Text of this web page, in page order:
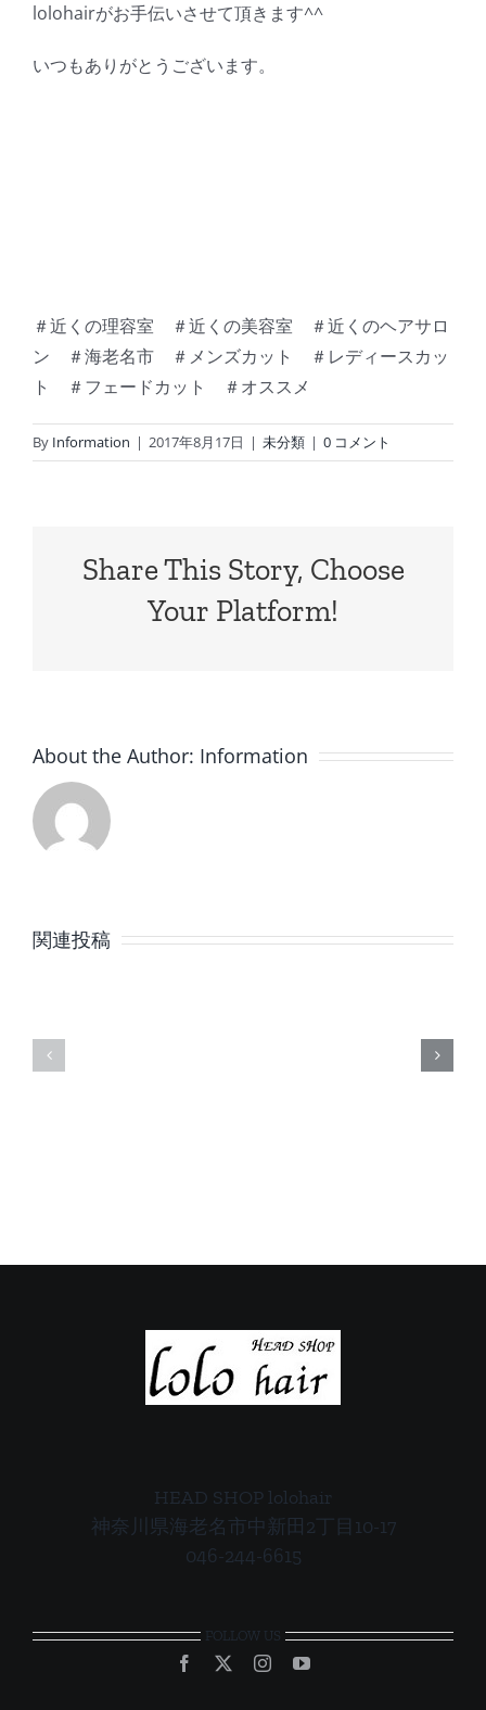
lolohairがお手伝いさせて頂きます^^
いつもありがとうございます。
＃近くの理容室 ＃近くの美容室 ＃近くのヘアサロ
ン ＃海老名市 ＃メンズカット ＃レディースカッ
ト ＃フェードカット ＃オススメ
By Information | 2017年8月17日 | 未分類 | 0 コメント
Share This Story, Choose
Your Platform!
About the Author: Information
関連投稿 月
内
月
内
HEAD SHOP lolohair
神奈川県海老名市中新田2丁目10-17
046-244-6615
FOLLOW US